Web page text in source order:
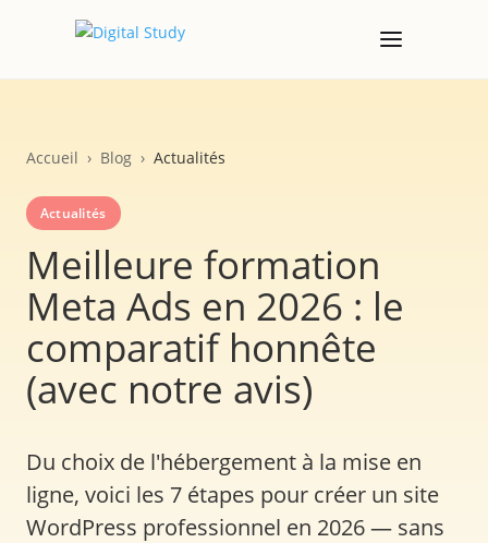
Accueil › Blog › Actualités
Actualités
Meilleure formation
Meta Ads en 2026 : le
comparatif honnête
(avec notre avis)
Du choix de l'hébergement à la mise en
ligne, voici les 7 étapes pour créer un site
WordPress professionnel en 2026 — sans